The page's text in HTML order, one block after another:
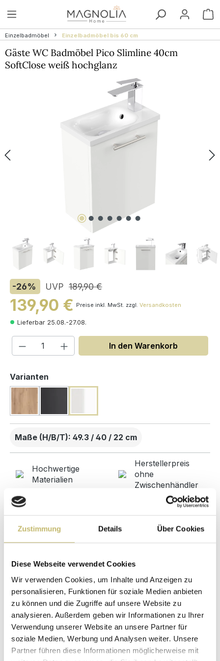
Zustimmung Details Über Cookies
Diese Webseite verwendet Cookies
Wir verwenden Cookies, um Inhalte und Anzeigen zu
personalisieren, Funktionen für soziale Medien anbieten
zu können und die Zugriffe auf unsere Website zu
analysieren. Außerdem geben wir Informationen zu Ihrer
Verwendung unserer Website an unsere Partner für
soziale Medien, Werbung und Analysen weiter. Unsere
Partner führen diese Informationen möglicherweise mit
Zum Hauptinhalt springen
Einzelbadmöbel Einzelbadmöbel bis 60 cm
Gäste WC Badmöbel Pico Slimline 40cm
SoftClose weiß hochglanz
-26% UVP 189,90 €
139,90 € Preise inkl. MwSt. zzgl. Versandkosten
Lieferbar 25.08.-27.08.
Produkt Anzahl: Gib den
In den Warenkorb
Varianten
Maße (H/B/T): 49.3 / 40 / 22 cm
Hochwertige
Materialien
Herstellerpreis
ohne
Zwischenhändler
Gut verpackt für
beschädigungsfreie
Lieferung
Produktgalerie überspringen
Passend dazu